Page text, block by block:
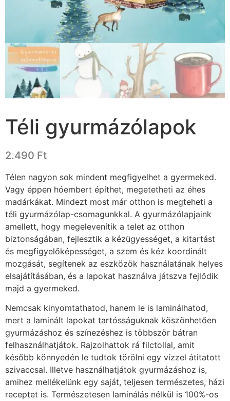
Téli gyurmázólapok
2.490 Ft
Télen nagyon sok mindent megfigyelhet a gyermeked.
Vagy éppen hóembert építhet, megetetheti az éhes
madárkákat. Mindezt most már otthon is megteheti a
téli gyurmázólap-csomagunkkal. A gyurmázólapjaink
amellett, hogy megelevenítik a telet az otthon
biztonságában, fejlesztik a kézügyességet, a kitartást
és megfigyelőképességet, a szem és kéz koordinált
mozgását, segítenek az eszközök használatának helyes
elsajátításában, és a lapokat használva játszva fejlődik
majd a gyermeked.
Nemcsak kinyomtathatod, hanem le is laminálhatod,
mert a laminált lapokat tartósságuknak köszönhetően
gyurmázáshoz és színezéshez is többször bátran
felhasználhatjátok. Rajzolhattok rá filctollal, amit
később könnyedén le tudtok törölni egy vízzel átitatott
szivaccsal. Illetve használhatjátok gyurmázáshoz is,
amihez mellékelünk egy saját, teljesen természetes, házi
receptet is. Természetesen laminálás nélkül is 100%-os